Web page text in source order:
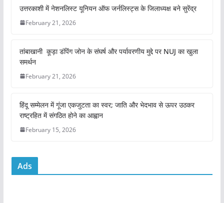
e
b
o
o
k
er l s
p
p
e
उत्तरकाशी में नेशनलिस्ट यूनियन ऑफ जर्नलिस्ट्स के जिलाध्यक्ष बने सुरेंद्र
February 21, 2026
तांबाखानी कूड़ा डंपिंग जोन के संघर्ष और पर्यावरणीय मुद्दे पर NUJ का खुला
समर्थन
February 21, 2026
हिंदू सम्मेलन में गूंजा एकजुटता का स्वर; जाति और भेदभाव से ऊपर उठकर
राष्ट्रहित में संगठित होने का आह्वान
February 15, 2026
Ads